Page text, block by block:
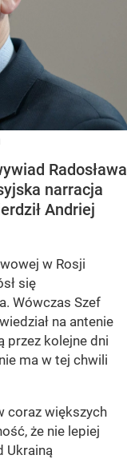
Radosława
narracja
Andriej
w Rosji
się
Wówczas Szef
na antenie
przez kolejne dni
ma w tej chwili
coraz większych
że nie lepiej
Ukrainą